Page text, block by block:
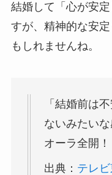
結婚して「心が安
すが、精神的な安
もしれませんね。
「結婚前は
ないみたい
オーラ全開！
出典： テレ